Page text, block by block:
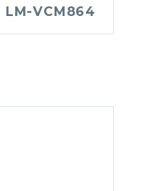
LM-VCM864